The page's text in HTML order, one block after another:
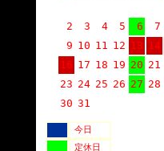
2
3 4 5 6 7
9 10 11 12 13 14
16 17 18 19 20 21
23 24 25 26 27 28
30 31
今日
定休日